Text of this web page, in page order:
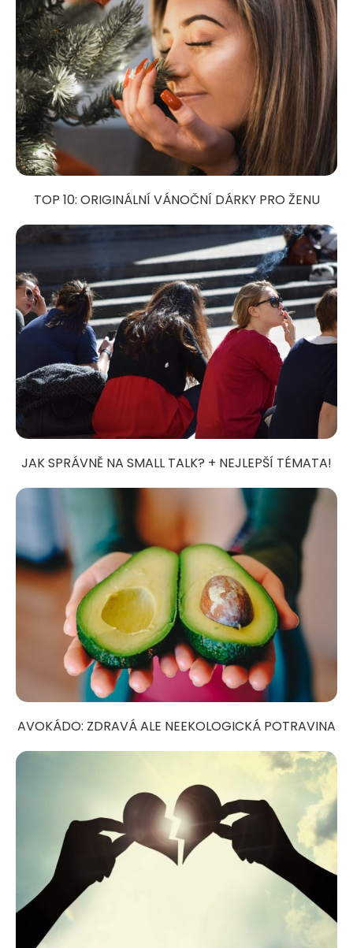
TOP 10: ORIGINÁLNÍ VÁNOČNÍ DÁRKY PRO ŽENU
JAK SPRÁVNĚ NA SMALL TALK? + NEJLEPŠÍ TÉMATA!
AVOKÁDO: ZDRAVÁ ALE NEEKOLOGICKÁ POTRAVINA